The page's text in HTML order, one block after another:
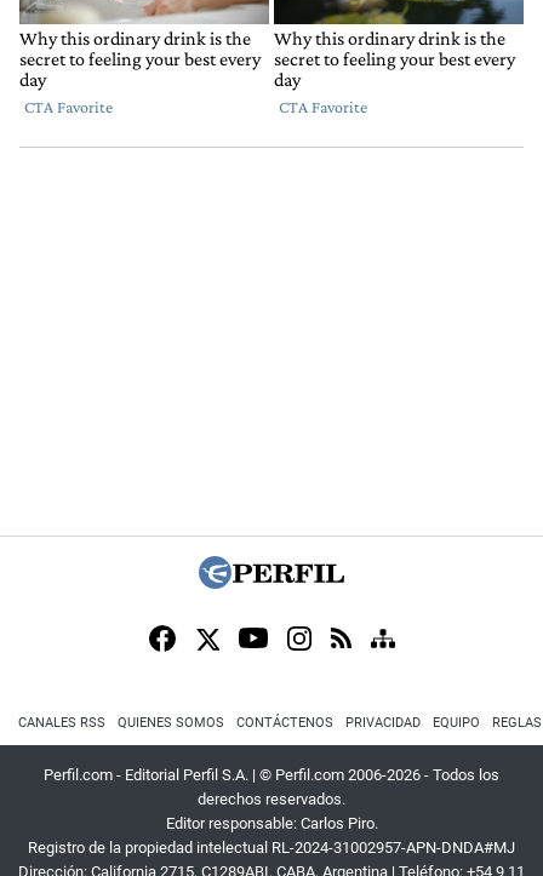
CANALES RSS QUIENES SOMOS CONTÁCTENOS PRIVACIDAD EQUIPO
Perfil.com - Editorial Perfil S.A. | © Perfil.com 2006-2026 - Todos los
derechos reservados.
Editor responsable: Carlos Piro.
Registro de la propiedad intelectual RL-2024-31002957-APN-DNDA#MJ
Dirección: California 2715, C1289ABI, CABA, Argentina | Teléfono: +54 9 11